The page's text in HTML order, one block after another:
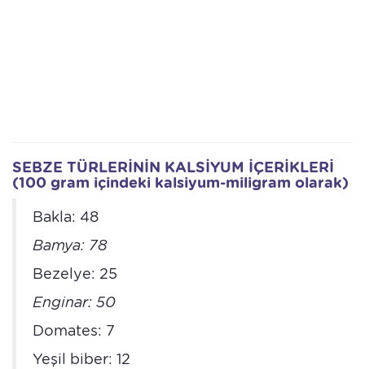
SEBZE TÜRLERİNİN KALSİYUM İÇERİKLERİ
(100 gram içindeki kalsiyum-miligram olarak)
Bakla: 48
Bamya: 78
Bezelye: 25
Enginar: 50
Domates: 7
Yeşil biber: 12